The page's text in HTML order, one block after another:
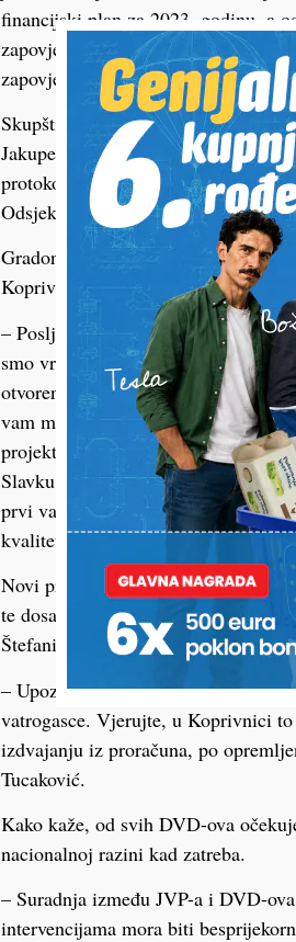
financijski plan za 2023. godinu, a
zapovjednika. Do imenovanja
zapovjednik DVD-a Reka.
Skupštini su, osim predsjednika,
Jakupec, prisustvovali i
protokol, odnose s javnostima i
Odsjeka za nabavu.
Gradonačelnik Jakšić zahvalio je
Koprivnica nakon dosadašnjih 70
– Posljednjih 20 godina
smo vrlo zahvalni. Danas
otvoreniji, da javnost dobije pravi
vam mnogo zahvalnosti za sve što
projekte, a uskoro kreće i gradnja
Slavku Tucakoviću na povjerenju
prvi vatrogasac Hrvatske, nije
kvalitetne vatrogasne zajednice –
Novi predsjednik Slavko Tucaković
te dosadašnjem predsjedniku
Štefanić.
– Upoznao sam mnoge sredine u
vatrogasce. Vjerujte, u Koprivnici
izdvajanju iz proračuna, po
Tucaković.
Kako kaže, od svih DVD-ova
nacionalnoj razini kad zatreba.
– Suradnja između JVP-a i DVD-
intervencijama mora biti